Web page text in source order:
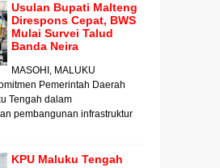
Usulan Bupati Malteng
Direspons Cepat, BWS
Mulai Survei Talud
Banda Neira
MASOHI, MALUKU
Pemerintah Daerah
Tengah dalam
pembangunan infrastruktur
KPU Maluku Tengah